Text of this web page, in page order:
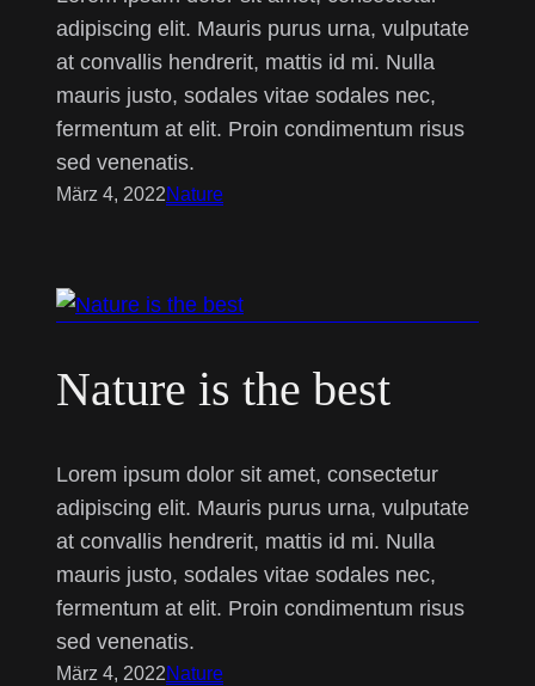
adipiscing elit. Mauris purus urna, vulputate
at convallis hendrerit, mattis id mi. Nulla
mauris justo, sodales vitae sodales nec,
fermentum at elit. Proin condimentum risus
sed venenatis.
März 4, 2022Nature
Nature is the best
Lorem ipsum dolor sit amet, consectetur
adipiscing elit. Mauris purus urna, vulputate
at convallis hendrerit, mattis id mi. Nulla
mauris justo, sodales vitae sodales nec,
fermentum at elit. Proin condimentum risus
sed venenatis.
März 4, 2022Nature